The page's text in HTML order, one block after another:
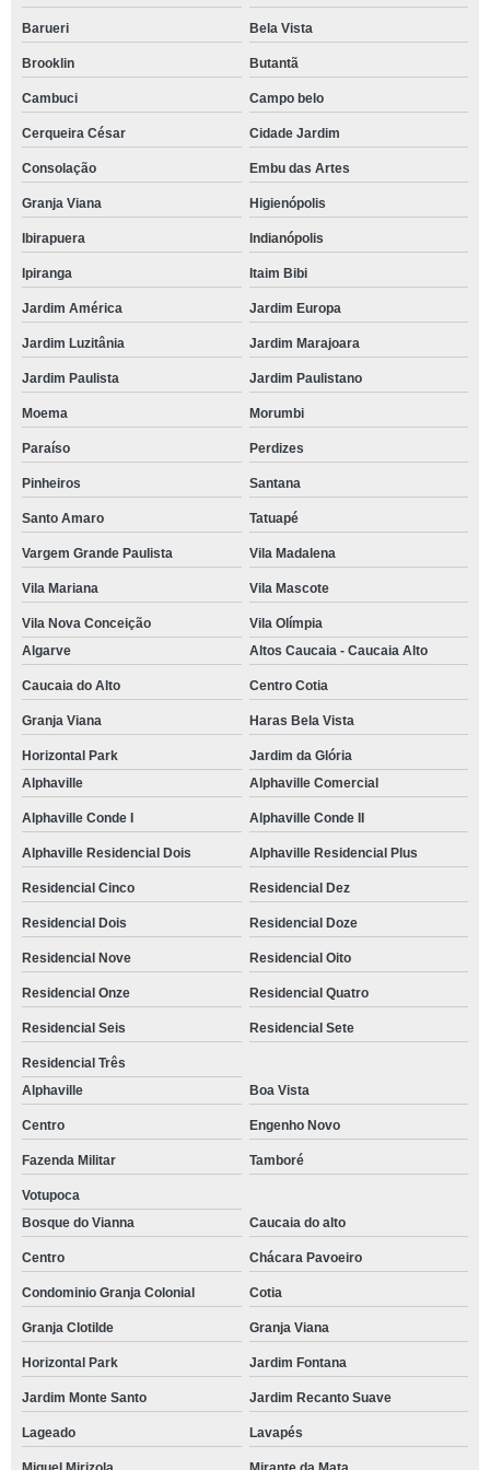
empresa de treinamento empresarial Jardim Paulista
onde fazer treinamento comunicação empresarial Santana
treinamento e desenvolvimento empresarial Jardim Monte Santo
onde fazer treinamento emocional para empresa caucaia
onde fazer treinamento emocional empresarial Higienópolis
treinamento de comunicação empresarial agendar Parque Turiguara
empresa de treinamento mastermind Residencial Seis
empresa de treinamento de comunicação empresarial Cambuci
onde fazer treinamento emocional para colaborador Horizontal Park
onde fazer treinamento mastermind caucaia
treinamento emocional para empresa Centro Cotia
empresa de treinamento e desenvolvimento empresarial Vila Mascote
treinamento coaching empresarial marcar Vila Mariana
onde fazer treinamento coaching empresarial Lageado
empresa de treinamento coaching empresarial Cambuci
onde fazer treinamento emocional para empresa Recanto dos Victor
treinamento de liderança empresarial agendar Vila Mariana
treinamento de liderança empresarial Residencial Quatro
empresa de treinamento emocional empresarial Aldeia da Serra
treinamento de liderança empresarial marcar Residencial Dois
treinamento emocional para colaborador marcar Centro
treinamento mastermind agendar Itaim Bibi
empresa de treinamento comunicação empresarial Algarve
treinamento empresarial emocional agendar Ressaca
empresa de treinamento empresarial emocional Higienópolis
onde fazer treinamento de trabalho em equipe Residencial Park
empresa de treinamento emocional empresarial Fazenda Militar
treinamento de comunicação empresarial marcar Jardim América
treinamento comunicação empresarial Haras Bela Vista
treinamento emocional empresarial marcar Cerqueira César
onde fazer treinamento emocional para colaboradores Bela Vista
treinamento e desenvolvimento empresarial marcar Moema
treinamento empresarial marcar São Paulo
treinamento comunicação empresarial marcar Recanto Impla
Barueri Bela Vista
Brooklin Butantã
Cambuci Campo belo
Cerqueira César Cidade Jardim
Consolação Embu das Artes
Granja Viana Higienópolis
Ibirapuera Indianópolis
Ipiranga Itaim Bibi
Jardim América Jardim Europa
Jardim Luzitânia Jardim Marajoara
Jardim Paulista Jardim Paulistano
Moema Morumbi
Paraíso Perdizes
Pinheiros Santana
Santo Amaro Tatuapé
Vargem Grande Paulista Vila Madalena
Vila Mariana Vila Mascote
Vila Nova Conceição
Vila Olímpia
Algarve
Altos Caucaia - Caucaia Alto
Caucaia do Alto Centro Cotia
Granja Viana Haras Bela Vista
Horizontal Park
Jardim da Glória
Alphaville
Alphaville Comercial
Alphaville Conde I Alphaville Conde II
Alphaville Residencial Dois Alphaville Residencial Plus
Residencial Cinco Residencial Dez
Residencial Dois Residencial Doze
Residencial Nove Residencial Oito
Residencial Onze Residencial Quatro
Residencial Seis Residencial Sete
Residencial Três
Alphaville
Boa Vista
Centro Engenho Novo
Fazenda Militar Tamboré
Votupoca
Bosque do Vianna
Caucaia do alto
Centro Chácara Pavoeiro
Condominio Granja Colonial Cotia
Granja Clotilde Granja Viana
Horizontal Park Jardim Fontana
Jardim Monte Santo Jardim Recanto Suave
Lageado Lavapés